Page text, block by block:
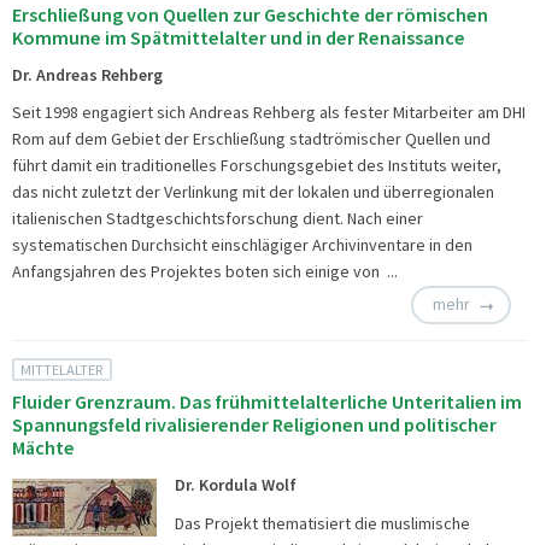
Erschließung von Quellen zur Geschichte der römischen
Kommune im Spätmittelalter und in der Renaissance
Dr. Andreas Rehberg
Seit 1998 engagiert sich Andreas Rehberg als fester Mitarbeiter am DHI
Rom auf dem Gebiet der Erschließung stadtrömischer Quellen und
führt damit ein traditionelles Forschungsgebiet des Instituts weiter,
das nicht zuletzt der Verlinkung mit der lokalen und überregionalen
italienischen Stadtgeschichtsforschung dient. Nach einer
systematischen Durchsicht einschlägiger Archivinventare in den
Anfangsjahren des Projektes boten sich einige von ...
mehr
MITTELALTER
Fluider Grenzraum. Das frühmittelalterliche Unteritalien im
Spannungsfeld rivalisierender Religionen und politischer
Mächte
Dr. Kordula Wolf
Das Projekt thematisiert die muslimische